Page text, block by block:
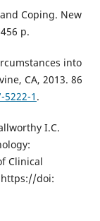
Coping. New
p.
into
CA, 2013. 86
1 .
I.C.
Clinical
https://doi: